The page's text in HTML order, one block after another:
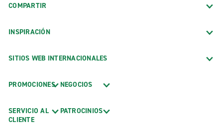
COMPARTIR
INSPIRACIÓN
SITIOS WEB INTERNACIONALES
PROMOCIONES
SERVICIO AL
CLIENTE
NEGOCIOS
PATROCINIOS